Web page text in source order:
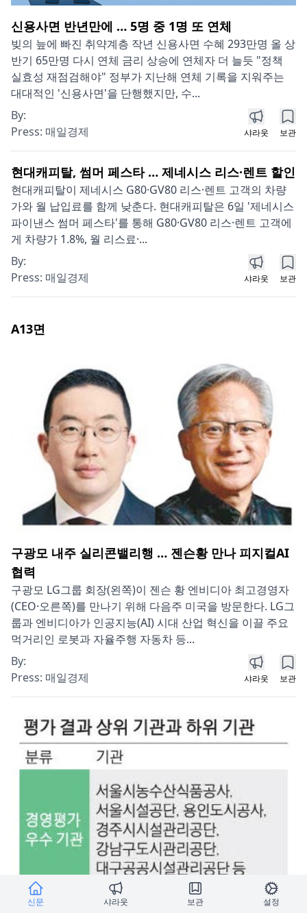
신용사면 반년만에 … 5명 중 1명 또 연체
빚의 늪에 빠진 취약계층 작년 신용사면 수혜 293만명 올 상
반기 65만명 다시 연체 금리 상승에 연체자 더 늘듯 "정책
실효성 재점검해야" 정부가 지난해 연체 기록을 지워주는
대대적인 '신용사면'을 단행했지만, 수...
By:
Press: 매일경제 샤라웃 보관
현대캐피탈, 썸머 페스타 … 제네시스 리스·렌트 할인
현대캐피탈이 제네시스 G80·GV80 리스·렌트 고객의 차량
가와 월 납입료를 함께 낮춘다. 현대캐피탈은 6일 '제네시스
파이낸스 썸머 페스타'를 통해 G80·GV80 리스·렌트 고객에
게 차량가 1.8%, 월 리스료·...
By:
Press: 매일경제 샤라웃 보관
A13면
구광모 내주 실리콘밸리행 … 젠슨황 만나 피지컬AI
협력
구광모 LG그룹 회장(왼쪽)이 젠슨 황 엔비디아 최고경영자
(CEO·오른쪽)를 만나기 위해 다음주 미국을 방문한다. LG그
룹과 엔비디아가 인공지능(AI) 시대 산업 혁신을 이끌 주요
먹거리인 로봇과 자율주행 자동차 등...
By:
Press: 매일경제 샤라웃 보관
신문 샤라웃 보관 설정